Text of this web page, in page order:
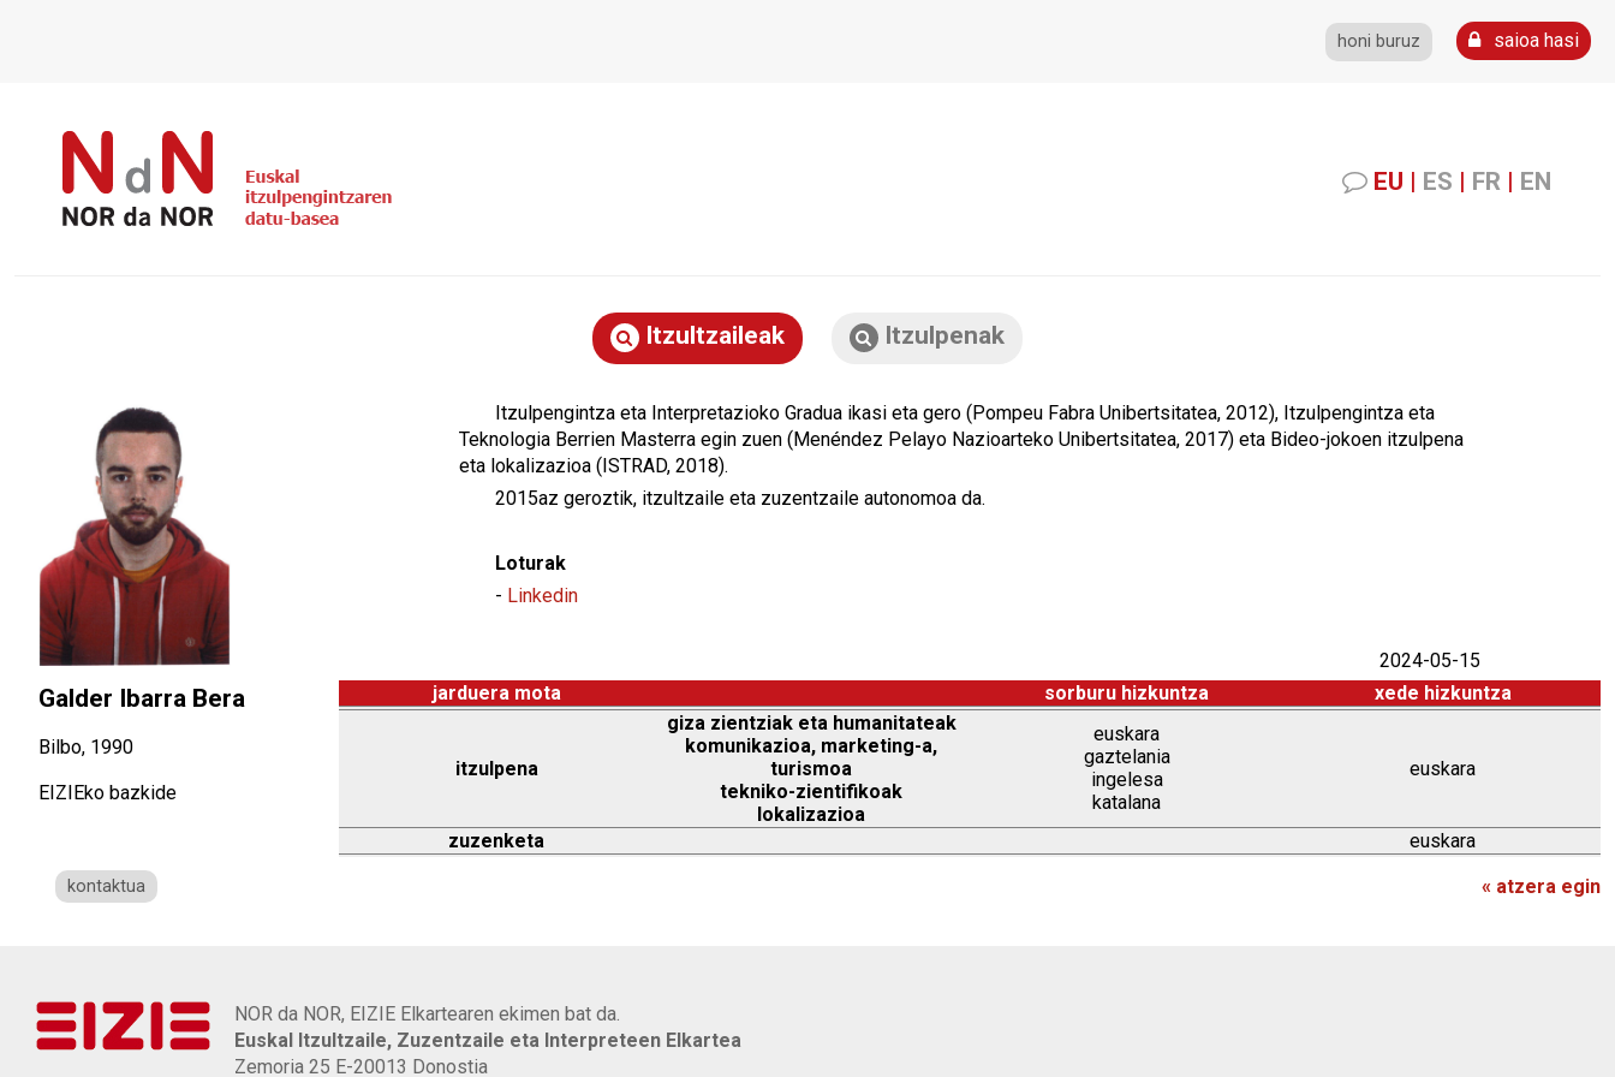
honi buruz saioa hasi
EU | ES | FR | EN
Itzultzaileak Itzulpenak
Galder Ibarra Bera
Bilbo, 1990
EIZIEko bazkide
kontaktua
Itzulpengintza eta Interpretazioko Gradua ikasi eta gero (Pompeu Fabra Unibertsitatea, 2012), Itzulpengintza eta
Teknologia Berrien Masterra egin zuen (Menéndez Pelayo Nazioarteko Unibertsitatea, 2017) eta Bideo-jokoen itzulpena
eta lokalizazioa (ISTRAD, 2018).
2015az geroztik, itzultzaile eta zuzentzaile autonomoa da.
Loturak
- Linkedin
2024-05-15
jarduera mota
sorburu hizkuntza xede hizkuntza
itzulpena
giza zientziak eta humanitateak
komunikazioa, marketing-a,
turismoa
tekniko-zientifikoak
lokalizazioa
euskara
gaztelania
ingelesa
katalana
euskara
zuzenketa
euskara
« atzera egin
NOR da NOR, EIZIE Elkartearen ekimen bat da.
Euskal Itzultzaile, Zuzentzaile eta Interpreteen Elkartea
Zemoria 25 E-20013 Donostia